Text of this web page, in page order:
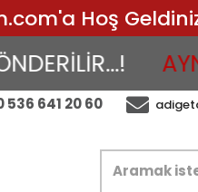
Hoş Geldiniz...
641 20 60